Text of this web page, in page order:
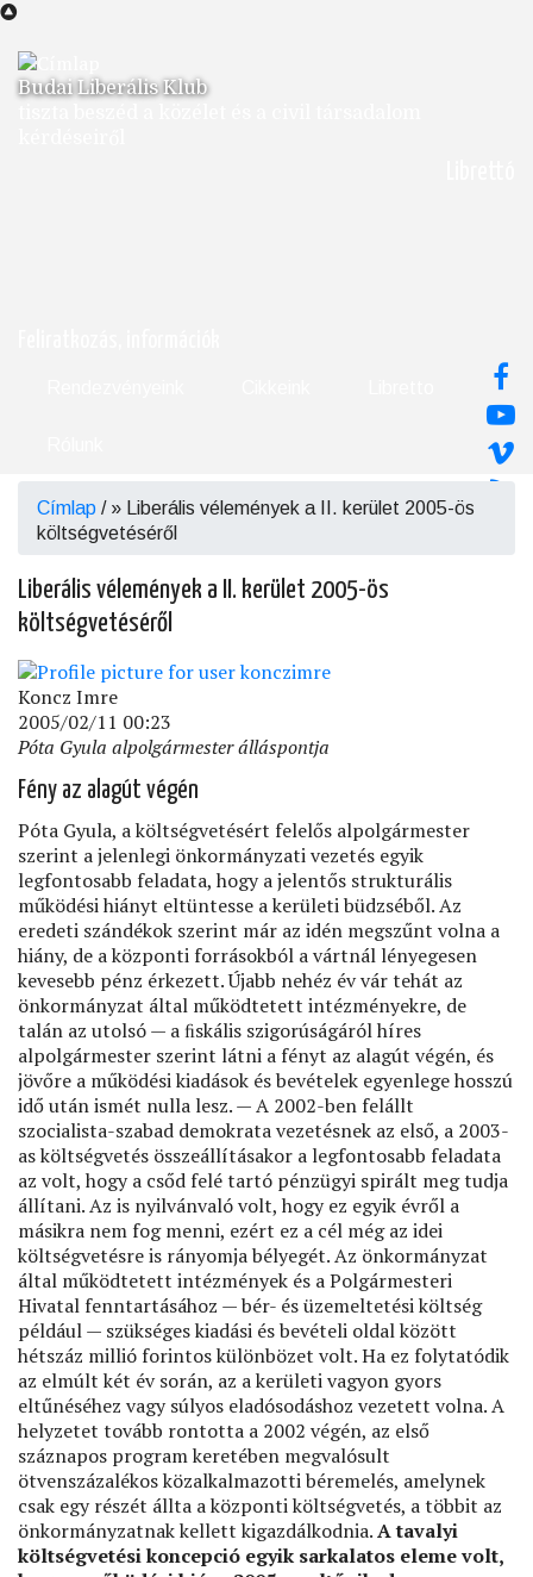
Ugrás
tartalomra
Budai Liberális Klub
Morzsa
Címlap /
Liberális vélemények a II. kerület 2005-ös
költségvetéséről
Liberális vélemények a II. kerület 2005-ös
költségvetéséről
Koncz Imre
2005/02/11 00:23
Póta Gyula alpolgármester álláspontja
Fény az alagút végén
Póta Gyula, a költségvetésért felelős alpolgármester
szerint a jelenlegi önkormányzati vezetés egyik
legfontosabb feladata, hogy a jelentős strukturális
működési hiányt eltüntesse a kerületi büdzséből. Az
eredeti szándékok szerint már az idén megszűnt volna a
hiány, de a központi forrásokból a vártnál lényegesen
kevesebb pénz érkezett. Újabb nehéz év vár tehát az
önkormányzat által működtetett intézményekre, de
talán az utolsó — a ﬁskális szigorúságáról híres
alpolgármester szerint látni a fényt az alagút végén, és
jövőre a működési kiadások és bevételek egyenlege hosszú
idő után ismét nulla lesz. — A 2002-ben felállt
szocialista-szabad demokrata vezetésnek az első, a 2003-
as költségvetés összeállításakor a legfontosabb feladata
az volt, hogy a csőd felé tartó pénzügyi spirált meg tudja
állítani. Az is nyilvánvaló volt, hogy ez egyik évről a
másikra nem fog menni, ezért ez a cél még az idei
költségvetésre is rányomja bélyegét. Az önkormányzat
által működtetett intézmények és a Polgármesteri
Hivatal fenntartásához — bér- és üzemeltetési költség
például — szükséges kiadási és bevételi oldal között
hétszáz millió forintos különbözet volt. Ha ez folytatódik
az elmúlt két év során, az a kerületi vagyon gyors
eltűnéséhez vagy súlyos eladósodáshoz vezetett volna. A
helyzetet tovább rontotta a 2002 végén, az első
száznapos program keretében megvalósult
ötvenszázalékos közalkalmazotti béremelés, amelynek
csak egy részét állta a központi költségvetés, a többit az
önkormányzatnak kellett kigazdálkodnia.A tavalyi
költségvetési koncepció egyik sarkalatos eleme volt,